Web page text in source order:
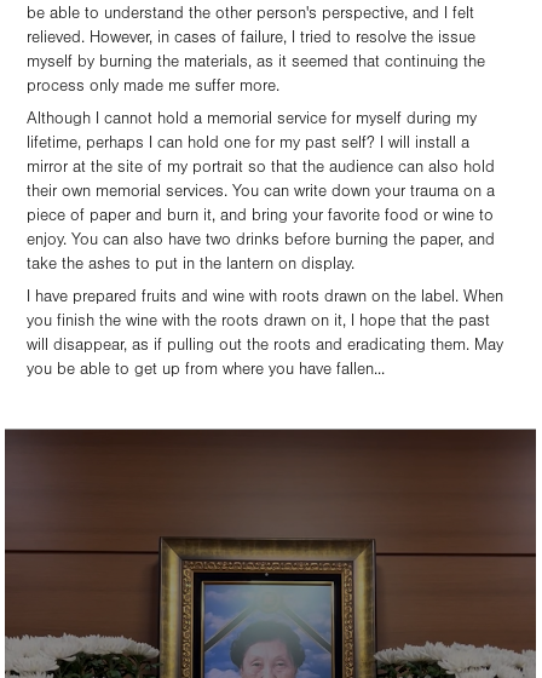
be able to understand the other person's perspective, and I felt
relieved. However, in cases of failure, I tried to resolve the issue
myself by burning the materials, as it seemed that continuing the
process only made me suffer more.
Although I cannot hold a memorial service for myself during my
lifetime, perhaps I can hold one for my past self? I will install a
mirror at the site of my portrait so that the audience can also hold
their own memorial services. You can write down your trauma on a
piece of paper and burn it, and bring your favorite food or wine to
enjoy. You can also have two drinks before burning the paper, and
take the ashes to put in the lantern on display.
I have prepared fruits and wine with roots drawn on the label. When
you finish the wine with the roots drawn on it, I hope that the past
will disappear, as if pulling out the roots and eradicating them. May
you be able to get up from where you have fallen...